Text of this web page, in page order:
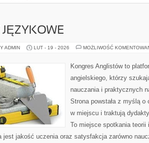
JĘZYKOWE
ADMIN LUT - 19 - 2026 MOŻLIWOŚĆ
Kongres Anglistów to
angielskiego, którzy
nauczania i praktycznych
Strona powstała z myślą
w miejscu i traktują
To miejsce spotkania teorii
jest jakość uczenia oraz satysfakcja zarówno